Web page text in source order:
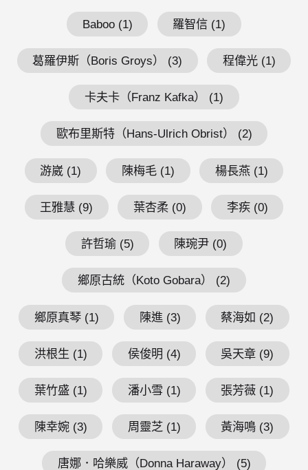
Baboo (1) 羅智信 (1)
葛羅伊斯（Boris Groys） (3) 程偉光 (1)
卡夫卡（Franz Kafka） (1)
歐布里斯特（Hans-Ulrich Obrist） (2)
游崴 (1) 陳梅毛 (1) 楊長燕 (1)
王雅慧 (9) 葉杏柔 (0) 李疾 (0)
許哲瑜 (5) 陳琬尹 (0)
鄉原古統（Koto Gobara） (2)
鄉原真琴 (1) 陳進 (3) 蔡海如 (2)
洪根生 (1) 侯俊明 (4) 吳天章 (9)
葉竹盛 (1) 潘小雪 (1) 張芳薇 (1)
陳幸婉 (3) 周靈芝 (1) 黃海鳴 (3)
唐娜．哈樂威（Donna Haraway） (5)